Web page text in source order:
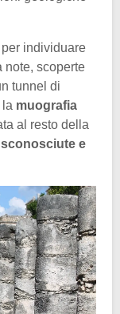
individuare
note, scoperte
tunnel di
muografia
al resto della
e